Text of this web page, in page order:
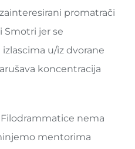
promatrači
Smotri jer se
u/iz dvorane
koncentracija
nema
mentorima